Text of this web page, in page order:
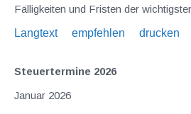
Fälligkeiten und Fristen der
Langtext
empfehlen drucken
Steuertermine 2026
Januar 2026